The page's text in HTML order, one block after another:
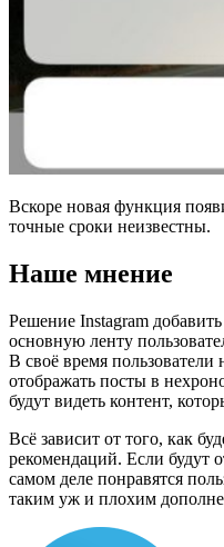
Вскоре новая функция
точные сроки неизвестны.
Наше мнение
Решение Instagram
основную ленту
В своё время
отображать посты в
будут видеть контент,
Всё зависит от того, как
рекомендаций. Если будут
самом деле понравятся
таким уж и плохим